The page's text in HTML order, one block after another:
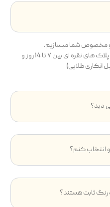
مخصوص شما میسازیم.
زمان ارسال برامون زمان بر هستش. برای پلاک های نقره ای بین ۷ تا ۱4 روز و
دید؟
انتخاب کنم؟
ثابت هستند؟